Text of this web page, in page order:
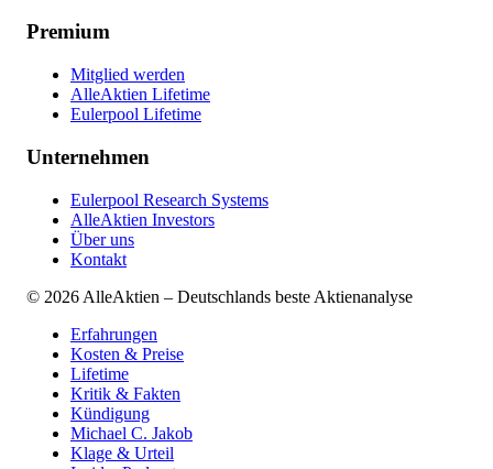
Premium
Mitglied werden
AlleAktien Lifetime
Eulerpool Lifetime
Unternehmen
Eulerpool Research Systems
AlleAktien Investors
Über uns
Kontakt
© 2026 AlleAktien – Deutschlands beste Aktienanalyse
Erfahrungen
Kosten & Preise
Lifetime
Kritik & Fakten
Kündigung
Michael C. Jakob
Klage & Urteil